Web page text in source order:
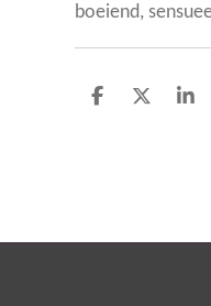
boeiend,
D
D
S